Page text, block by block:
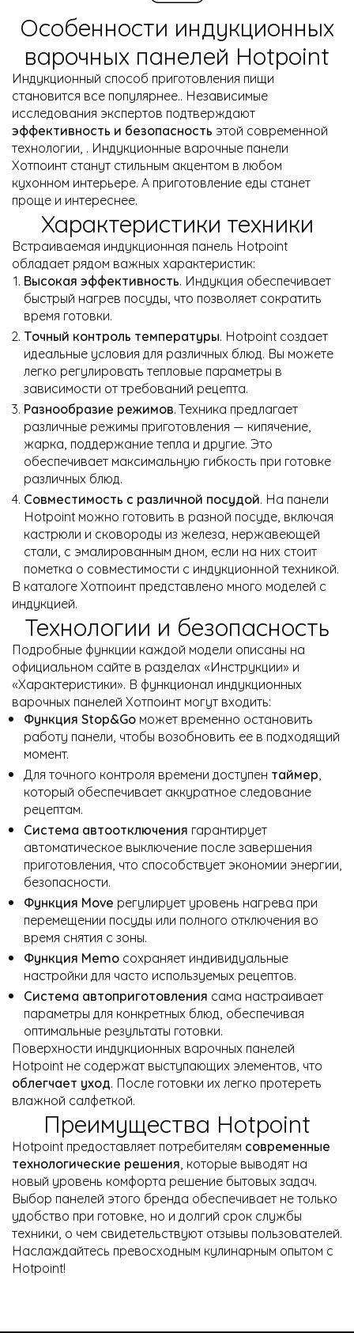
Особенности индукционных
варочных панелей Hotpoint
Индукционный способ приготовления пищи
становится все популярнее.. Независимые
исследования экспертов подтверждают
эффективность и безопасность этой современной
технологии, . Индукционные варочные панели
Хотпоинт станут стильным акцентом в любом
кухонном интерьере. А приготовление еды станет
проще и интереснее.
Характеристики техники
Встраиваемая индукционная панель Hotpoint
обладает рядом важных характеристик:
Высокая эффективность. Индукция обеспечивает
быстрый нагрев посуды, что позволяет сократить
время готовки.
Точный контроль температуры. Hotpoint создает
идеальные условия для различных блюд. Вы можете
легко регулировать тепловые параметры в
зависимости от требований рецепта.
Разнообразие режимов. Техника предлагает
различные режимы приготовления — кипячение,
жарка, поддержание тепла и другие. Это
обеспечивает максимальную гибкость при готовке
различных блюд.
Совместимость с различной посудой. На панели
Hotpoint можно готовить в разной посуде, включая
кастрюли и сковороды из железа, нержавеющей
стали, с эмалированным дном, если на них стоит
пометка о совместимости с индукционной техникой.
В каталоге Хотпоинт представлено много моделей с
индукцией.
Технологии и безопасность
Подробные функции каждой модели описаны на
официальном сайте в разделах «Инструкции» и
«Характеристики». В функционал индукционных
варочных панелей Хотпоинт могут входить:
Функция Stop&Go может временно остановить
работу панели, чтобы возобновить ее в подходящий
момент.
Для точного контроля времени доступен таймер,
который обеспечивает аккуратное следование
рецептам.
Система автоотключения гарантирует
автоматическое выключение после завершения
приготовления, что способствует экономии энергии,
безопасности.
Функция Move регулирует уровень нагрева при
перемещении посуды или полного отключения во
время снятия с зоны.
Функция Memo сохраняет индивидуальные
настройки для часто используемых рецептов.
Система автоприготовления сама настраивает
параметры для конкретных блюд, обеспечивая
оптимальные результаты готовки.
Поверхности индукционных варочных панелей
Hotpoint не содержат выступающих элементов, что
облегчает уход. После готовки их легко протереть
влажной салфеткой.
Преимущества Hotpoint
Hotpoint предоставляет потребителям современные
технологические решения, которые выводят на
новый уровень комфорта решение бытовых задач.
Выбор панелей этого бренда обеспечивает не только
удобство при готовке, но и долгий срок службы
техники, о чем свидетельствуют отзывы пользователей.
Наслаждайтесь превосходным кулинарным опытом с
Hotpoint!